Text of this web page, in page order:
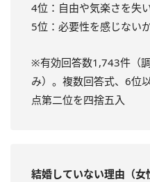
4位：自由や気楽さを失
5位：必要性を感じない
※有効回答数1,743件（
み）。複数回答式、6位
点第二位を四捨五入
結婚していない理由（女